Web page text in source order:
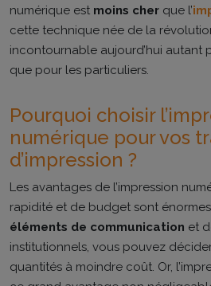
numérique est moins cher que l’
cette technique née de la
incontournable aujourd’hui autant
que pour les particuliers.
Pourquoi choisir
numérique pour vos
d’impression ?
Les avantages de l’impression
rapidité et de budget sont
éléments de communication et
institutionnels, vous pouvez
quantités à moindre coût. Or,